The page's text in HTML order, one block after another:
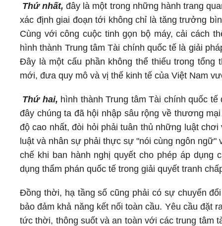
Thứ nhất,đây là một trong những hành trang
xác định giai đoạn tới không chỉ là tăng trưởng
Cùng với công cuộc tinh gọn bộ máy, cải cách
hình thành Trung tâm Tài chính quốc tế là giải
Đây là một cấu phần không thể thiếu trong
mới, đưa quy mô và vị thế kinh tế của Việt Nam
Thứ hai, hình thành Trung tâm Tài chính quốc
đây chúng ta đã hội nhập sâu rộng về thương
độ cao nhất, đòi hỏi phải tuân thủ những luật
luật và nhân sự phải thực sự "nói cùng ngôn
chế khi ban hành nghị quyết cho phép áp dụng
dụng thẩm phán quốc tế trong giải quyết tranh
Đồng thời, hạ tầng số cũng phải có sự chuyển
bảo đảm khả năng kết nối toàn cầu. Yêu cầu đặt
tức thời, thông suốt và an toàn với các trung tâm